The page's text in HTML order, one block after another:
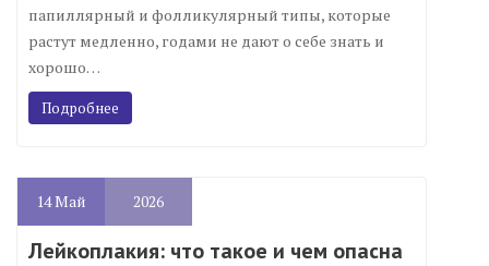
папиллярный и фолликулярный типы, которые
растут медленно, годами не дают о себе знать и
хорошо…
Подробнее
14Май 2026
Лейкоплакия: что такое и чем опасна